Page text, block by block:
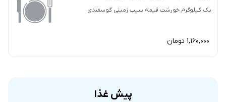
یک کیلوگرم خورشت قیمه سیب زمینی گوسفندی
1,160,000 تومان
پیش غذا